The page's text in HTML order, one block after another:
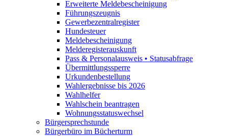
Erweiterte Meldebescheinigung
Führungszeugnis
Gewerbezentralregister
Hundesteuer
Meldebescheinigung
Melderegisterauskunft
Pass & Personalausweis • Statusabfrage
Übermittlungssperre
Urkundenbestellung
Wahlergebnisse bis 2026
Wahlhelfer
Wahlschein beantragen
Wohnungsstatuswechsel
Bürgersprechstunde
Bürgerbüro im Bücherturm